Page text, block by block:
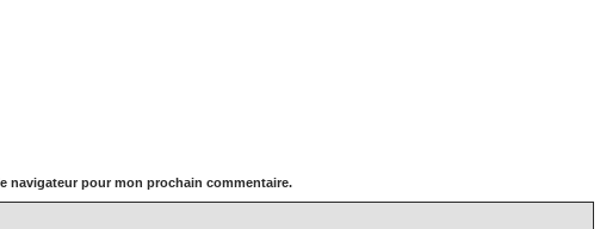
navigateur pour mon prochain commentaire.